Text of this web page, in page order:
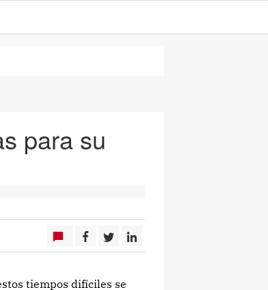
para su
tiempos difíciles se